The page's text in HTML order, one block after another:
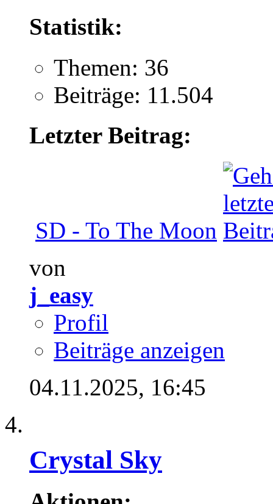
Statistik:
Themen: 36
Beiträge: 11.504
Letzter Beitrag:
SD - To The Moon
von
j_easy
Profil
Beiträge anzeigen
04.11.2025, 16:45
Crystal Sky